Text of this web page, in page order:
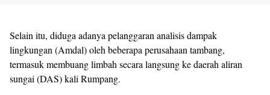
Selain itu, diduga adanya pelanggaran analisis dampak
lingkungan (Amdal) oleh beberapa perusahaan tambang,
termasuk membuang limbah secara langsung ke daerah aliran
sungai (DAS) kali Rumpang.